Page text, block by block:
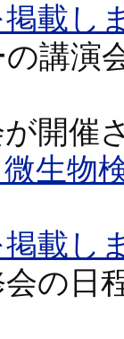
載し
講演
開催
生物
載し
の日